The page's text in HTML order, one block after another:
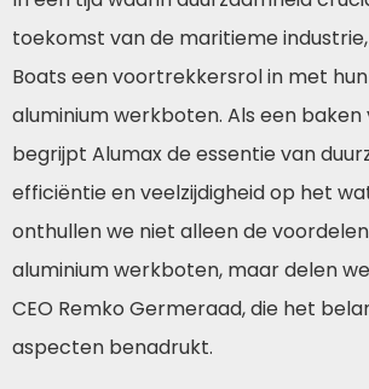
toekomst van de maritieme
Boats een voortrekkersrol in met
aluminium werkboten. Als een
begrijpt Alumax de essentie van
efficiëntie en veelzijdigheid op het
onthullen we niet alleen de
aluminium werkboten, maar delen
CEO Remko Germeraad, die het
aspecten benadrukt.